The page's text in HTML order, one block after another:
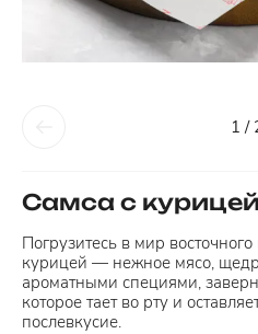
1 /
Самса с курицей
Погрузитесь в мир
курицей — нежное мясо,
ароматными специями,
которое тает во рту и
послевкусие.